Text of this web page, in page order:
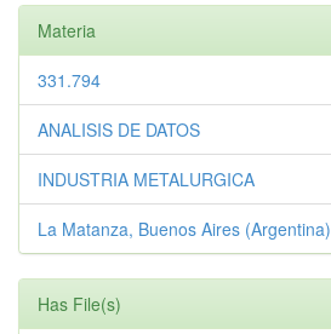
Materia
331.794
ANALISIS DE DATOS
INDUSTRIA METALURGICA
La Matanza, Buenos Aires (Argentina)
Has File(s)